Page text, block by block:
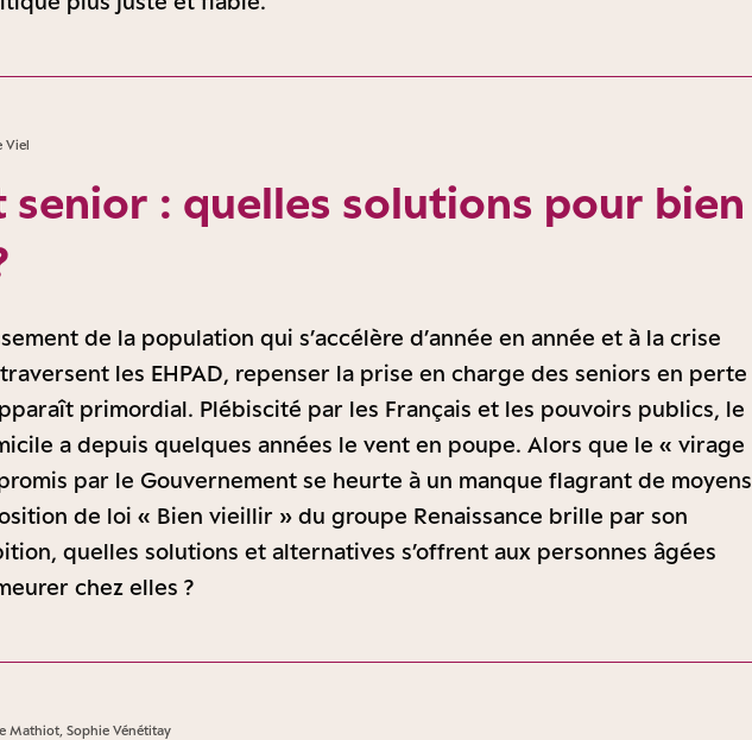
Viel
senior : quelles solutions pour bien
de la population qui s’accélère d’année en année et à la crise
les EHPAD, repenser la prise en charge des seniors en perte
primordial. Plébiscité par les Français et les pouvoirs publics, le
a depuis quelques années le vent en poupe. Alors que le « virage
par le Gouvernement se heurte à un manque flagrant de moyens
de loi « Bien vieillir » du groupe Renaissance brille par son
quelles solutions et alternatives s’offrent aux personnes âgées
chez elles ?
Mathiot, Sophie Vénétitay